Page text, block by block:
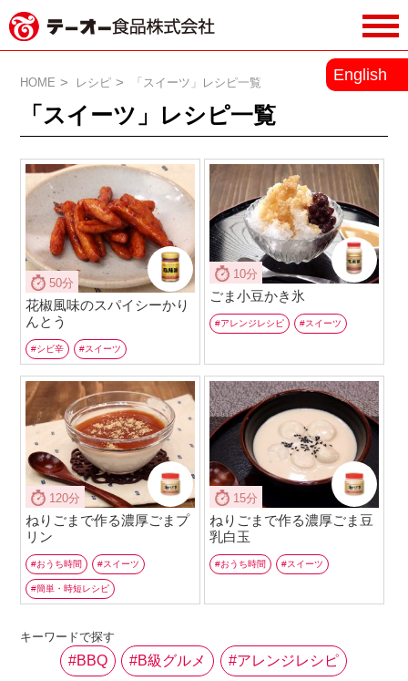
ー食品株式会社
English
HOME レシピ 「スイーツ」レシピ一覧
「スイーツ」レシピ一覧
50分
花椒風味のスパイシーかり
んとう
シビ辛 スイーツ
10分
ごま小豆かき氷
アレンジレシピ スイーツ
120分
ねりごまで作る濃厚ごまプ
リン
おうち時間 スイーツ
簡単・時短レシピ
15分
ねりごまで作る濃厚ごま豆
乳白玉
おうち時間 スイーツ
キーワードで探す
BBQ B級グルメ アレンジレシピ